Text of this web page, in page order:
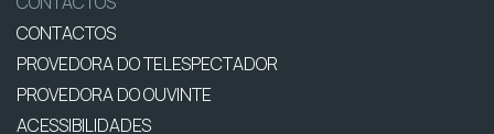
CONTACTOS
PROVEDORA DO TELESPECTADOR
PROVEDORA DO OUVINTE
ACESSIBILIDADES